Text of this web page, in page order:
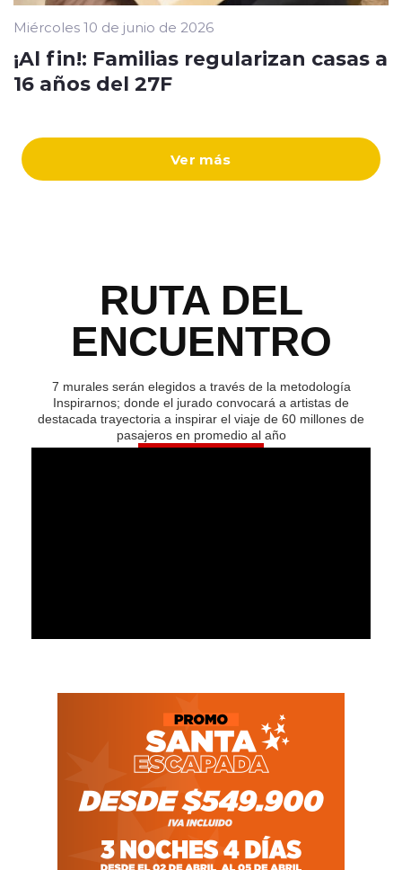
Ver más
Miércoles 10 de junio de 2026
¡Al fin!: Familias regularizan casas a
16 años del 27F
RUTA DEL
ENCUENTRO
7 murales serán elegidos a través de la metodología
Inspirarnos; donde el jurado convocará a artistas de
destacada trayectoria a inspirar el viaje de 60 millones de
pasajeros en promedio al año